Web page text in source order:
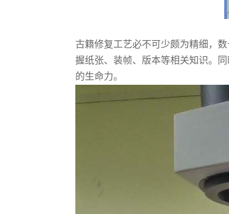
古籍修复工艺必不可少颇为精细，
握纸张、装帧、版本等相关知识。
的生命力。